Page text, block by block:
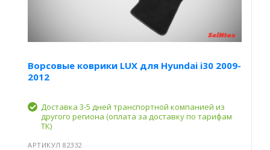
Ворсовые коврики LUX для Hyundai i30 2009-
2012
Доставка 3-5 дней транспортной компанией из
другого региона (оплата за доставку по тарифам
ТК)
АРТИКУЛ 82332